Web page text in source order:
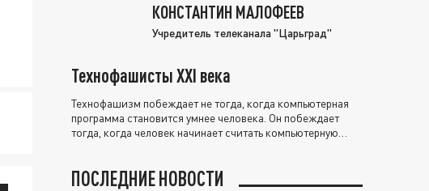
КОНСТАНТИН МАЛОФЕЕВ
Учредитель телеканала "Царьград"
Технофашисты XXI века
Технофашизм побеждает не тогда, когда компьютерная
программа становится умнее человека. Он побеждает
тогда, когда человек начинает считать компьютерную
ПОСЛЕДНИЕ НОВОСТИ